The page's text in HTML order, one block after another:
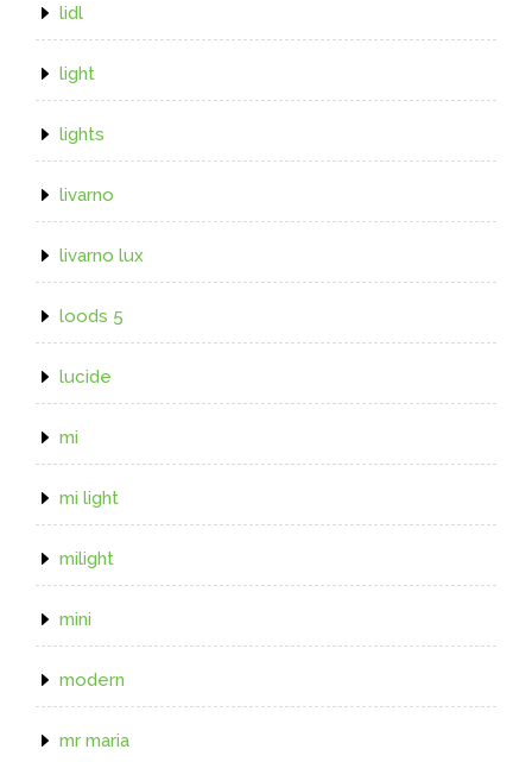
lidl
light
lights
livarno
livarno lux
loods 5
lucide
mi
mi light
milight
mini
modern
mr maria